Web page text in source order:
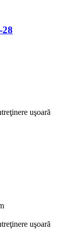
uşoară
uşoară